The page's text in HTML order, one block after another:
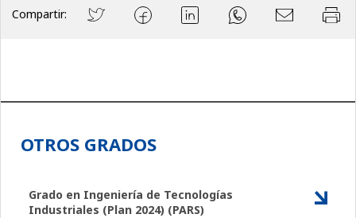
Compartir:
OTROS GRADOS
Grado en Ingeniería de Tecnologías
Industriales (Plan 2024) (PARS)